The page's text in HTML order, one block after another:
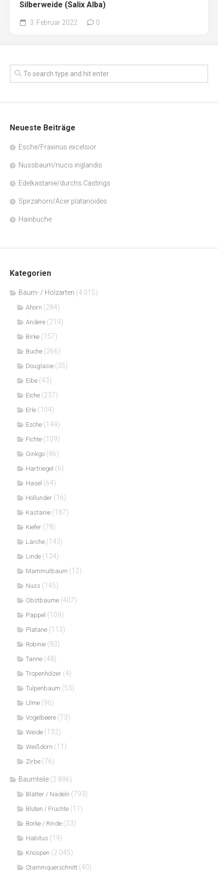
Silberweide (Salix Alba)
3. Februar 2022 0
Neueste Beiträge
Esche/Fraxinus excelsior
Nussbaum/nucis inglandis
Edelkastanie/durchs Castings
Spirzahorn/Acer platanoides
Hainbuche
Kategorien
Bäum- / Holzarten (4.015)
Ahorn (284)
Andere (219)
Birke (157)
Buche (266)
Douglasie (35)
Eibe (43)
Eiche (237)
Erle (104)
Esche (144)
Fichte (109)
Ginkgo (86)
Hartriegel (6)
Hasel (64)
Hollunder (16)
Kastanie (187)
Kiefer (78)
Lärche (143)
Linde (124)
Mammutbaum (12)
Nuss (145)
Obstbäume (407)
Pappel (109)
Platane (113)
Robinie (83)
Tanne (48)
Tropenhölzer (4)
Tulpenbaum (53)
Ulme (96)
Vogelbeere (73)
Weide (132)
Weißdorn (11)
Zirbe (76)
Baumteile (2.896)
Blätter / Nadeln (793)
Blüten / Früchte (11)
Borke / Rinde (33)
Habitus (19)
Knospen (2.045)
Stammquerschnitt (40)